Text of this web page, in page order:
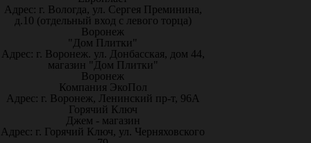
Адрес: г. Вологда, ул. Сергея Преминина,
д.10 (отдельный вход с левого торца)
Воронеж
"Дом Плитки"
Адрес: г. Воронеж. ул. Донбасская, дом 44,
магазин "Дом Плитки"
Воронеж
Компания ЭкоПол
Адрес: г. Воронеж, Ленинский пр-т, 96А
Горячий Ключ
Джем - магазин
Адрес: г. Горячий Ключ, ул. Черняховского